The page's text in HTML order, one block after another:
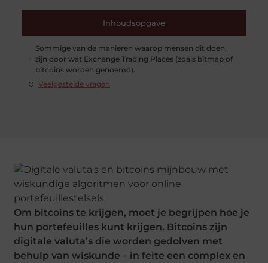
Inhoudsopgave
Sommige van de manieren waarop mensen dit doen,
zijn door wat Exchange Trading Places (zoals bitmap of
bitcoins worden genoemd).
Veelgestelde vragen
Om bitcoins te krijgen, moet je begrijpen hoe je
hun portefeuilles kunt krijgen. Bitcoins zijn
digitale valuta’s die worden gedolven met
behulp van wiskunde – in feite een complex en